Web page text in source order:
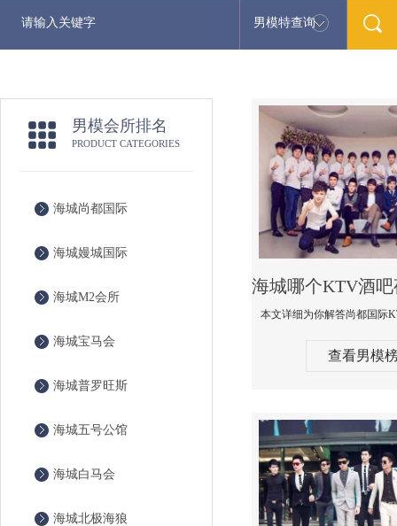
男模特查询
男模会所排名
PRODUCT CATEGORIES
海城尚都国际
海城嫚城国际
海城M2会所
海城宝马会
海城普罗旺斯
海城五号公馆
海城白马会
海城北极海狼
查看男模